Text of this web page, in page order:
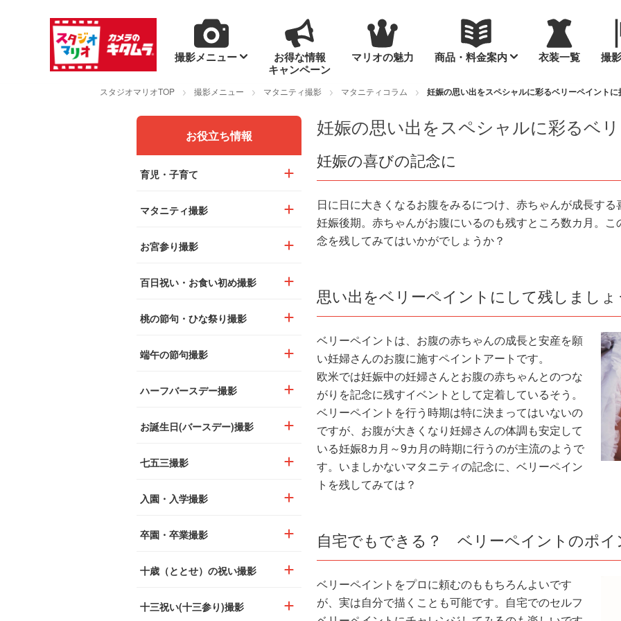
撮影メニュー
お得な情報
キャンペーン
マリオの魅力 商品・料金案内 衣装一覧 撮
スタジオマリオTOP 撮影メニュー マタニティ撮影 マタニティコラム 妊娠の思い出をスペシャルに彩るベリーペイントに
妊娠の思い出をスペシャルに彩るベ
妊娠の喜びの記念に
日に日に大きくなるお腹をみるにつけ、赤ちゃんが成長す
妊娠後期。赤ちゃんがお腹にいるのも残すところ数カ月。
念を残してみてはいかがでしょうか？
思い出をベリーペイントにして残しましょ
ベリーペイントは、お腹の赤ちゃんの成長と安産を願
い妊婦さんのお腹に施すペイントアートです。
欧米では妊娠中の妊婦さんとお腹の赤ちゃんとのつな
がりを記念に残すイベントとして定着しているそう。
ベリーペイントを行う時期は特に決まってはいないの
ですが、お腹が大きくなり妊婦さんの体調も安定して
いる妊娠8カ月～9カ月の時期に行うのが主流のようで
す。いましかないマタニティの記念に、ベリーペイン
トを残してみては？
自宅でもできる？ ベリーペイントのポイ
ベリーペイントをプロに頼むのももちろんよいです
が、実は自分で描くことも可能です。自宅でのセルフ
お役立ち情報
育児・子育て
マタニティ撮影
お宮参り撮影
百日祝い・お食い初め撮影
桃の節句・ひな祭り撮影
端午の節句撮影
ハーフバースデー撮影
お誕生日(バースデー)撮影
七五三撮影
入園・入学撮影
卒園・卒業撮影
十歳（ととせ）の祝い撮影
十三祝い(十三参り)撮影